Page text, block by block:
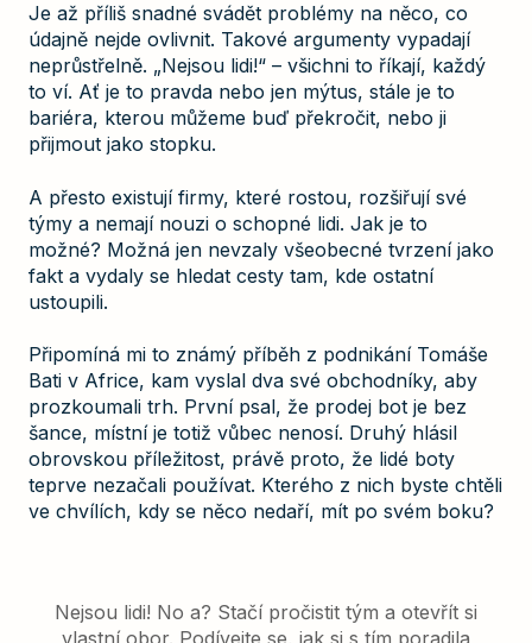
Je až příliš snadné svádět problémy na něco, co
údajně nejde ovlivnit. Takové argumenty vypadají
neprůstřelně. „Nejsou lidi!“ – všichni to říkají, každý
to ví. Ať je to pravda nebo jen mýtus, stále je to
bariéra, kterou můžeme buď překročit, nebo ji
přijmout jako stopku.
A přesto existují firmy, které rostou, rozšiřují své
týmy a nemají nouzi o schopné lidi. Jak je to
možné? Možná jen nevzaly všeobecné tvrzení jako
fakt a vydaly se hledat cesty tam, kde ostatní
ustoupili.
Připomíná mi to známý příběh z podnikání Tomáše
Bati v Africe, kam vyslal dva své obchodníky, aby
prozkoumali trh. První psal, že prodej bot je bez
šance, místní je totiž vůbec nenosí. Druhý hlásil
obrovskou příležitost, právě proto, že lidé boty
teprve nezačali používat. Kterého z nich byste chtěli
ve chvílích, kdy se něco nedaří, mít po svém boku?
Nejsou lidi! No a? Stačí pročistit tým a otevřít si